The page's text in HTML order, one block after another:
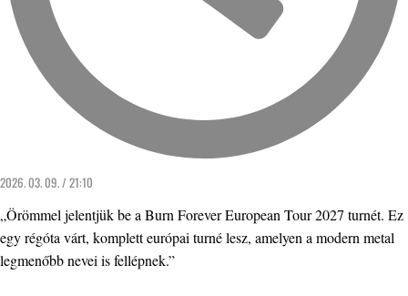
2026. 03. 09. / 21:10
„Örömmel jelentjük be a Burn Forever European Tour 2027 turnét. Ez
egy régóta várt, komplett európai turné lesz, amelyen a modern metal
legmenőbb nevei is fellépnek.”